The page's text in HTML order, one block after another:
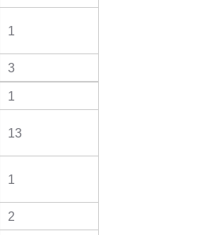
1
3
1
13
1
2